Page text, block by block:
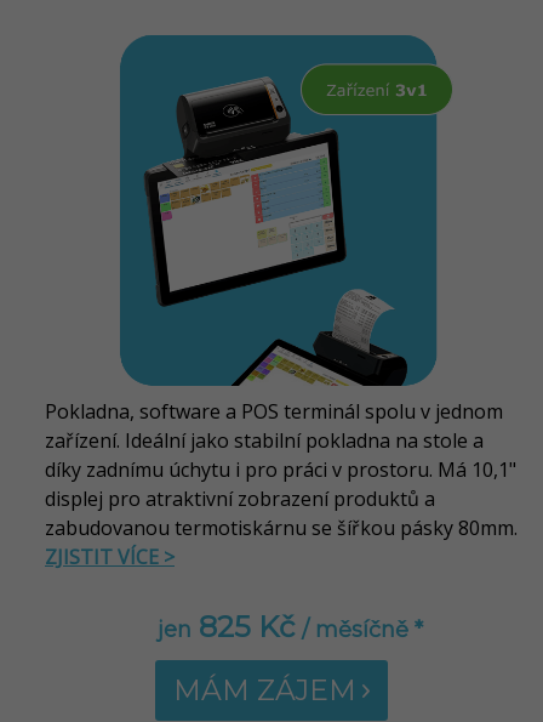
Pokladna, software a POS terminál spolu v jednom
zařízení. Ideální jako stabilní pokladna na stole a
díky zadnímu úchytu i pro práci v prostoru. Má 10,1"
displej pro atraktivní zobrazení produktů a
zabudovanou termotiskárnu se šířkou pásky 80mm.
ZJISTIT VÍCE >
jen 825 Kč/ měsíčně *
MÁM ZÁJEM